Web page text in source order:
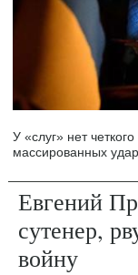
У «слуг» нет
массированных
Евгений
сутенер,
войну